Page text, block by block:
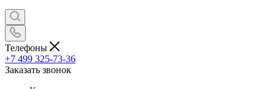
Телефоны
+7 499 325-73-36
Заказать звонок